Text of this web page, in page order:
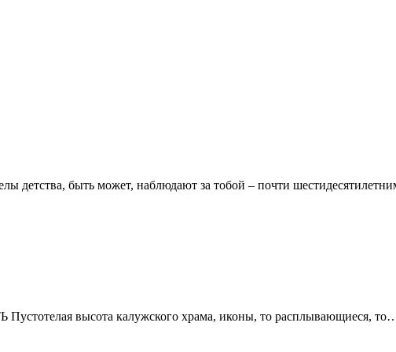
быть может, наблюдают за тобой – почти
высота калужского храма, иконы, то расплывающиеся,